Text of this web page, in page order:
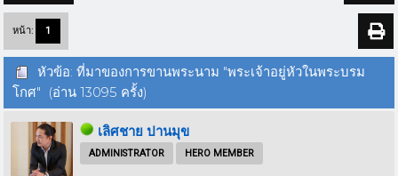
หน้า: 1
หัวข้อ: ที่มาของการขานพระนาม "พระเจ้าอยู่หัวในพระบรม
โกศ" (อ่าน 13095 ครั้ง)
เลิศชาย ปานมุข
ADMINISTRATOR HERO MEMBER